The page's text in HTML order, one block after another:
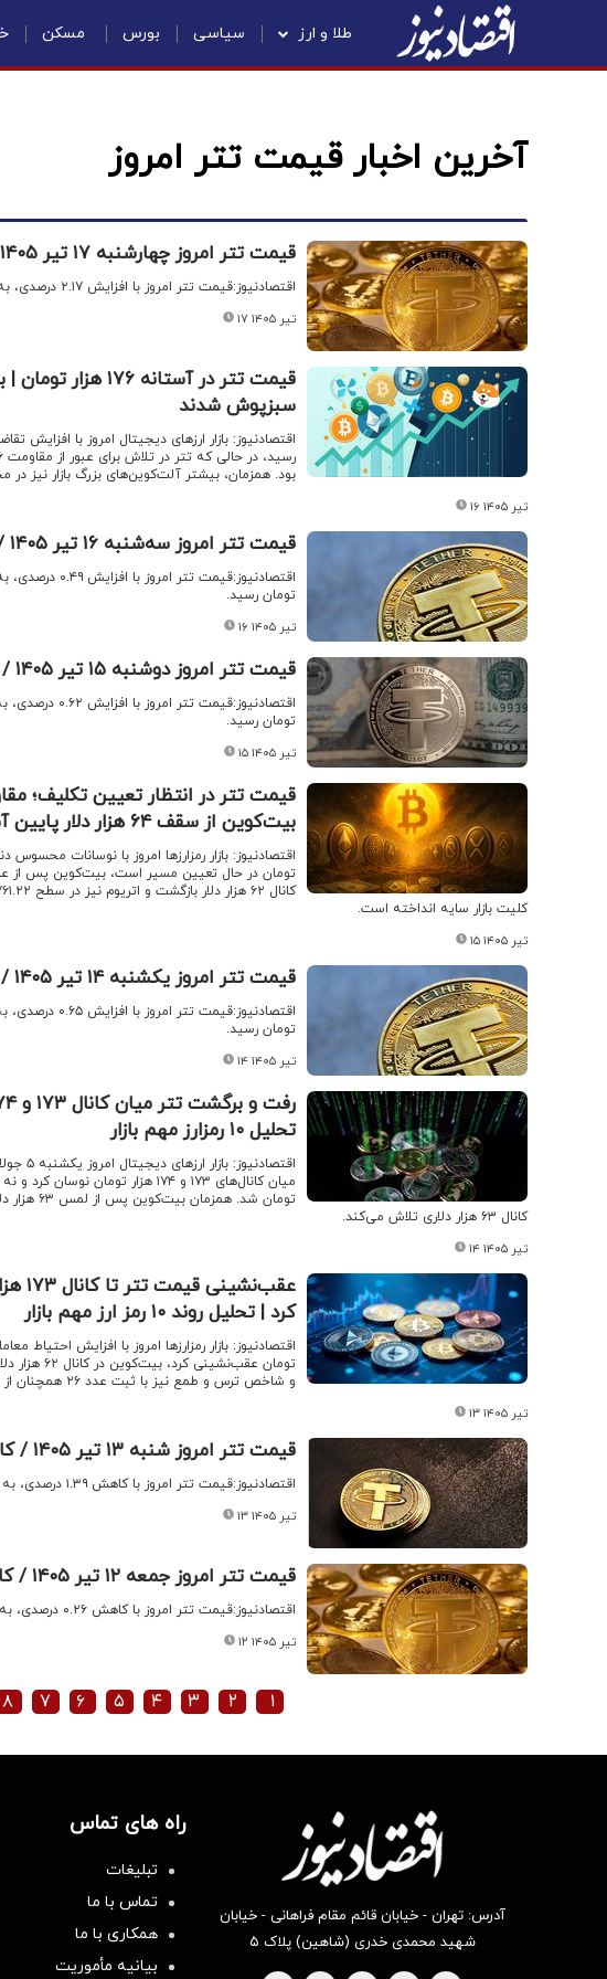
طلا و ارز سیاسی بورس مسکن
آخرین اخبار قیمت تتر امروز
قیمت تتر امروز چهارشنبه ۱۷ تیر ۱۴۰۵ / افزایش قیمت تتر
اقتصادنیوز:قیمت تتر امروز با افزایش ۲.۱۷ درصدی، به ۱۷۹,۷۰۲ (یکصد و هفتاد و نه هزار و هفتصد و دو) تومان رسید.
۱۷ تیر ۱۴۰۵
قیمت تتر در
سبزپوش شدند
بود. همزمان، بیشتر آلت‌کوین‌های بزرگ بازار نیز
۱۶ تیر ۱۴۰۵
قیمت تتر امروز سه‌شنبه ۱۶ تیر ۱۴۰۵ / افزایش قیمت تتر
تومان رسید.
۱۶ تیر ۱۴۰۵
قیمت تتر امروز دوشنبه ۱۵ تیر ۱۴۰۵ / افزایش قیمت تتر
تومان رسید.
۱۵ تیر ۱۴۰۵
بیت‌کوین از سقف ۶۴ هزار دلار پایین آمد
کلیت بازار سایه انداخته است.
۱۵ تیر ۱۴۰۵
قیمت تتر امروز یکشنبه ۱۴ تیر ۱۴۰۵ / افزایش قیمت تتر
تومان رسید.
۱۴ تیر ۱۴۰۵
تحلیل ۱۰ رمزارز مهم بازار
کانال ۶۳ هزار دلاری تلاش می‌کند.
۱۴ تیر ۱۴۰۵
کرد | تحلیل روند ۱۰ رمز ارز مهم بازار
و شاخص ترس و طمع نیز با ثبت عدد ۲۶ همچنان از تداوم فضای محتاطانه در بازار حکایت دارد.
۱۳ تیر ۱۴۰۵
قیمت تتر امروز شنبه ۱۳ تیر ۱۴۰۵ / کاهش قیمت تتر
اقتصادنیوز:قیمت تتر امروز با کاهش ۱.۳۹ درصدی، به ۱۷۳,۵۰۰ (یکصد و هفتاد و سه هزار و پانصد) تومان رسید.
۱۳ تیر ۱۴۰۵
قیمت تتر امروز جمعه ۱۲ تیر ۱۴۰۵ / کاهش قیمت تتر
اقتصادنیوز:قیمت تتر امروز با کاهش ۰.۲۶ درصدی، به ۱۷۶,۱۰۰ (یکصد و هفتاد و شش هزار و یکصد) تومان رسید.
۱۲ تیر ۱۴۰۵
۱ ۲ ۳ ۴ ۵ ۶ ۷ ۸
آدرس: تهران - خیابان قائم مقام فراهانی - خیابان
شهید محمدی خدری (شاهین) پلاک ۵
راه های تماس
تبلیغات
تماس با ما
همکاری با ما
بیانیه مأموریت